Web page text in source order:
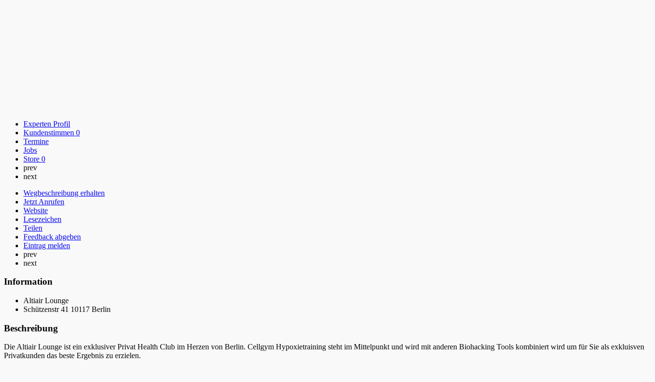
Experten Profil
Kundenstimmen 0
Termine
Jobs
Store 0
prev
next
Wegbeschreibung erhalten
Jetzt Anrufen
Website
Lesezeichen
Teilen
Feedback abgeben
Eintrag melden
prev
next
Information
Altiair Lounge
Schützenstr 41 10117 Berlin
Beschreibung
Die Altiair Lounge ist ein exklusiver Privat Health Club im Herzen von Berlin. Cellgym Hypoxietraining steht im Mittelpunkt und wird mit anderen Biohacking Tools kombiniert wird um für Sie als exkluisven
Privatkunden das beste Ergebnis zu erzielen.